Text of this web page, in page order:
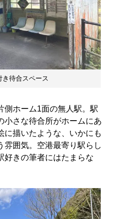
待合スペース
ホーム1面の無人駅。駅
小さな待合所がホームにあ
に描いたような、いかにも
雰囲気。空港最寄り駅らし
好きの筆者にはたまらな